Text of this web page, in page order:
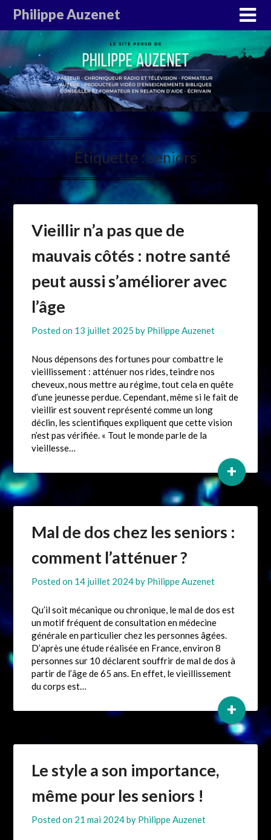
Philippe Auzenet
Étiquette : seniors
Vieillir n’a pas que de
mauvais côtés : notre santé
peut aussi s’améliorer avec
l’âge
Posted on 13 juillet 2025 by Philippe Auzenet
Nous dépensons des fortunes pour combattre le
vieillissement : atténuer nos rides, teindre nos
cheveux, nous mettre au régime, tout cela en quête
d’une jeunesse perdue. Cependant, même si le fait de
vieillir est souvent représenté comme un long
déclin, les scientifiques expliquent que cette vision
n’est pas vérifiée. « Tout le monde parle de la
vieillesse…
+
Mal de dos chez les seniors :
comment l’atténuer ?
Posted on 14 juillet 2024by Philippe Auzenet
Qu’il soit mécanique ou chronique, le mal de dos est
un motif fréquent de consultation en médecine
générale en particulier chez les personnes âgées.
D’après une étude réalisée en France, environ 8
personnes sur 10 déclarent souffrir de mal de dos à
partir de l’âge de 65 ans. En effet, le vieillissement
du corps est…
+
Le style a son importance,
même pour les seniors !
Posted on 21 mai 2024by Philippe Auzenet